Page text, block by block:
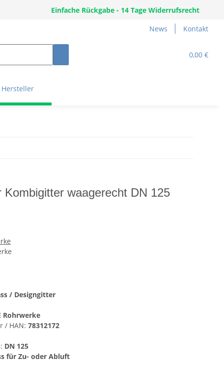
Einfache Rückgabe - 14 Tage Widerrufsrecht
News Kontakt
0,00 €
Hersteller
Kombigitter waagerecht DN 125
/ Designgitter
Rohrwerke
/ HAN: 78312172
DN 125
für Zu- oder Abluft